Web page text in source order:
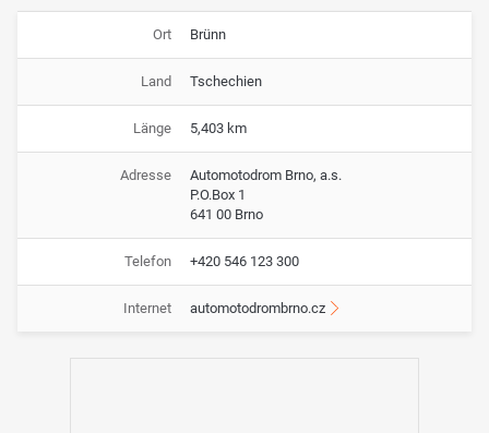
Ort Brünn
Land Tschechien
Länge 5,403 km
Adresse
Automotodrom Brno, a.s.
P.O.Box 1
641 00 Brno
Telefon +420 546 123 300
Internet automotodrombrno.cz